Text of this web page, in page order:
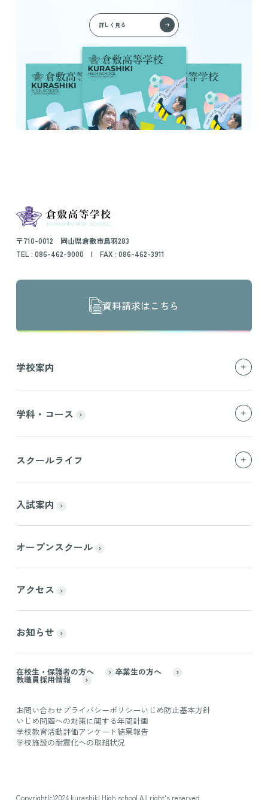
詳しく見る
〒710-0012 岡山県倉敷市鳥羽283
TEL : 086-462-9000 | FAX : 086-462-3911
資料請求はこちら
学校案内
学科・コース
スクールライフ
入試案内
オープンスクール
アクセス
お知らせ
在校生・保護者の方へ 卒業生の方へ
教職員採用情報
お問い合わせプライバシーポリシーいじめ防止基本方針
いじめ問題への対策に関する年間計画
学校教育活動評価アンケート結果報告
学校施設の耐震化への取組状況
Copyright(c)2024 kurashiki High school.All right's reserved.